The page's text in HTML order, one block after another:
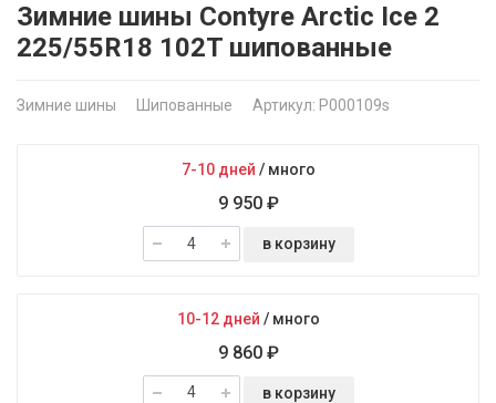
Зимние шины Contyre Arctic Ice 2
225/55R18 102T шипованные
Зимние шины Шипованные Артикул: P000109s
7-10 дней / много
9 950 ₽
в корзину
10-12 дней / много
9 860 ₽
в корзину